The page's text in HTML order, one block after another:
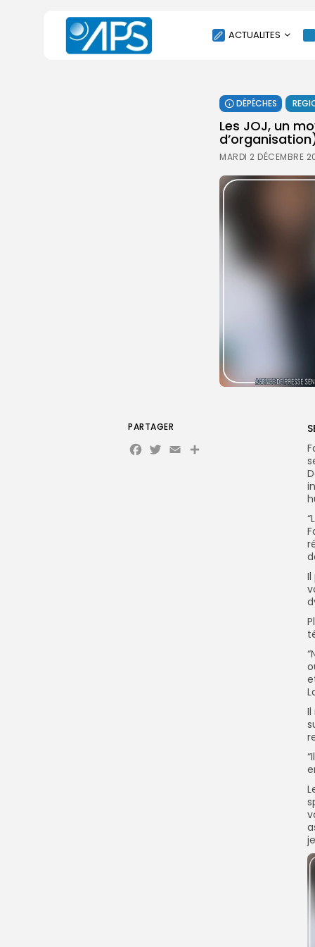
ACTUALITES
SOCIÉTÉ
ÉCONOMIE
CULTURE
ENVIRONNEMENT
SANTE
DÉPÊCHES
Les JOJ, un
MARDI 2 DÉCEMBRE
PARTAGER
Facebook
Twitter
Email